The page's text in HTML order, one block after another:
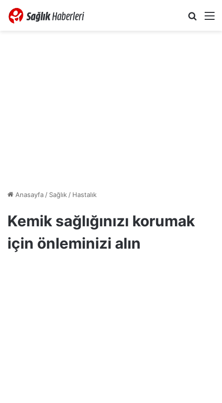
Anasayfa/ Sağlık/ Hastalık
Kemik sağlığınızı korumak
için önleminizi alın